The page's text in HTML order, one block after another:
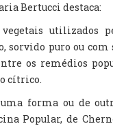
Bertucci destaca:
utilizados
sorvido puro ou
os remédios
cítrico.
forma ou de
Popular, de